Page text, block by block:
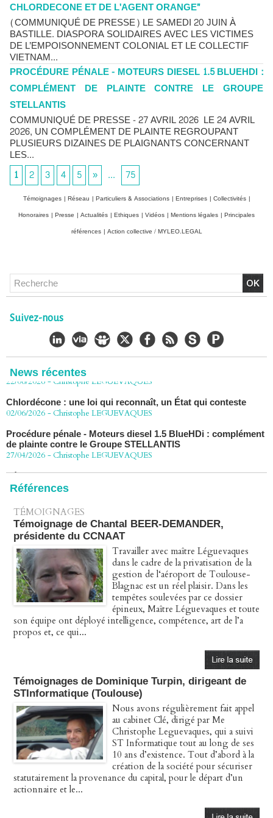
CHLORDECONE ET DE L'AGENT ORANGE"
(COMMUNIQUÉ DE PRESSE) LE SAMEDI 20 JUIN À
BASTILLE. DIASPORA SOLIDAIRES AVEC LES VICTIMES
DE L’EMPOISONNEMENT COLONIAL ET LE COLLECTIF
VIETNAM...
PROCÉDURE PÉNALE - MOTEURS DIESEL 1.5 BLUEHDI :
COMPLÉMENT DE PLAINTE CONTRE LE GROUPE
STELLANTIS
COMMUNIQUÉ DE PRESSE - 27 AVRIL 2026 LE 24 AVRIL
2026, UN COMPLÉMENT DE PLAINTE REGROUPANT
PLUSIEURS DIZAINES DE PLAIGNANTS CONCERNANT
LES...
1
2 3 4 5 » ... 75
Témoignages | Réseau | Particuliers & Associations | Entreprises | Collectivités |
Honoraires | Presse | Actualités | Ethiques | Vidéos | Mentions légales | Principales
références | Action collective / MYLEO.LEGAL
Suivez-nous
News récentes
Chlordécone : un non-lieu confirmé, la bataille se déplace
30/06/2026 -Christophe LEGUEVAQUES
CHLORDÉCONE Déclaration de Me Christophe
LÈGUEVAQUES (CLE), avocat de parties civiles, après la
décision de confirmation du non-lieu
22/06/2026 -Christophe LEGUEVAQUES
Chlordécone : une loi qui reconnaît, un État qui conteste
02/06/2026 -Christophe LEGUEVAQUES
Procédure pénale - Moteurs diesel 1.5 BlueHDi : complément
de plainte contre le Groupe STELLANTIS
27/04/2026 -Christophe LEGUEVAQUES
Péage autoroute : tout savoir (ou presque) sur l'action
collective ouverte le 2 avril
07/04/2026 -Christophe LEGUEVAQUES
Références
TÉMOIGNAGES
Témoignage de Chantal BEER-DEMANDER,
présidente du CCNAAT
Travailler avec maître Léguevaques
dans le cadre de la privatisation de la
gestion de l‘aéroport de Toulouse-
Blagnac est un réel plaisir. Dans les
tempêtes soulevées par ce dossier
épineux, Maître Léguevaques et toute
son équipe ont déployé intelligence, compétence, art de l’a
propos et, ce qui...
Témoignages de Dominique Turpin, dirigeant de
STInformatique (Toulouse)
Nous avons régulièrement fait appel
au cabinet Clé, dirigé par Me
Christophe Leguevaques, qui a suivi
ST Informatique tout au long de ses
10 ans d’existence. Tout d’abord à la
création de la société pour sécuriser
statutairement la provenance du capital, pour le départ d’un
actionnaire et le...